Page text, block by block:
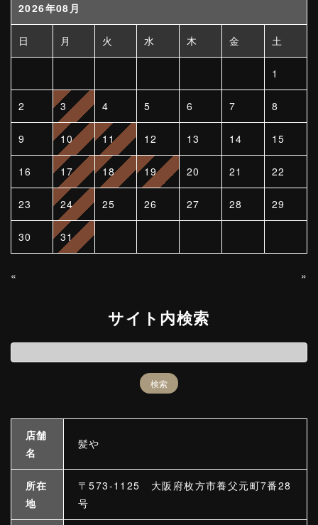
2026年08月
日 月 火 水 木 金 土
1
2 3 4 5 6 7 8
9 10 11 12 13 14 15
16 17 18 19 20 21 22
23 24 25 26 27 28 29
30 31
« »
サイト内検索
店舗
名
髪や
所在
地
〒573-1125 大阪府枚方市養父元町7番28
号